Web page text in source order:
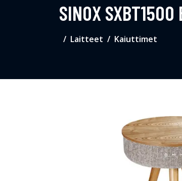
SINOX SXBT1500
Laitteet Kaiuttimet